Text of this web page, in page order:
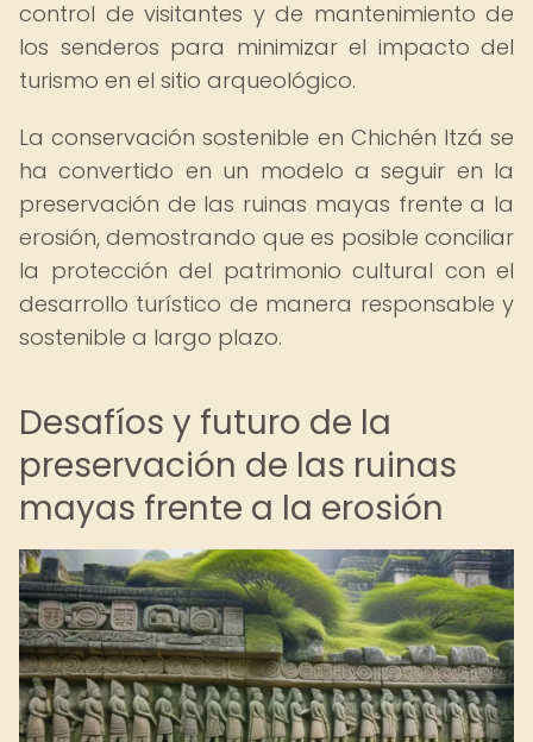
control de visitantes y de mantenimiento de
los senderos para minimizar el impacto del
turismo en el sitio arqueológico.
La conservación sostenible en Chichén Itzá se
ha convertido en un modelo a seguir en la
preservación de las ruinas mayas frente a la
erosión, demostrando que es posible conciliar
la protección del patrimonio cultural con el
desarrollo turístico de manera responsable y
sostenible a largo plazo.
Desafíos y futuro de la
preservación de las ruinas
mayas frente a la erosión